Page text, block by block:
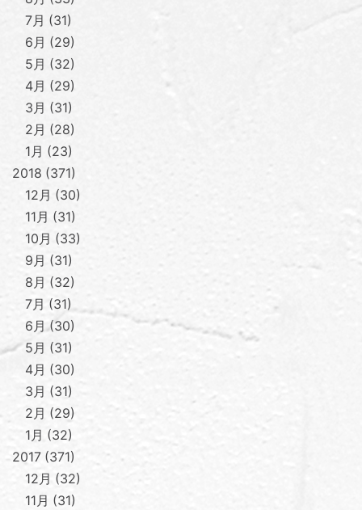
7月
31
6月
29
5月
32
4月
29
3月
31
2月
28
1月
23
2018 371
12月
30
11月
31
10月
33
9月
31
8月
32
7月
31
6月
30
5月
31
4月
30
3月
31
2月
29
1月
32
2017 371
12月
32
11月
31